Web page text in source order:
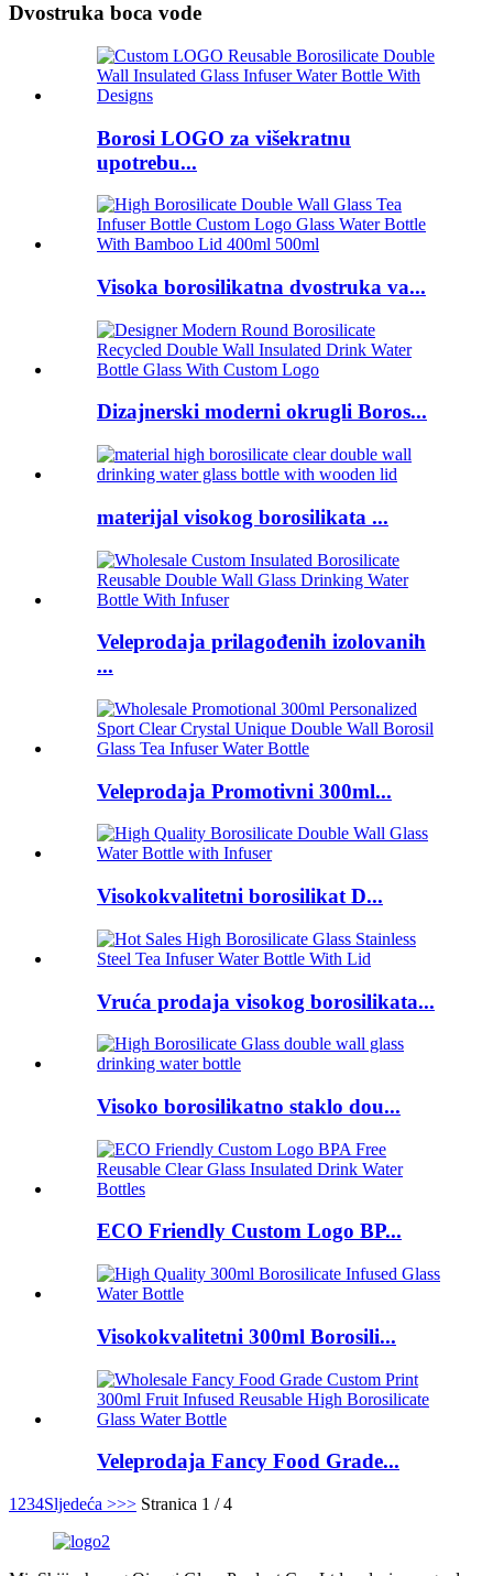
Dvostruka boca vode
Borosi LOGO za višekratnu
upotrebu...
Visoka borosilikatna dvostruka va...
Dizajnerski moderni okrugli Boros...
materijal visokog borosilikata ...
Veleprodaja prilagođenih izolovanih
...
Veleprodaja Promotivni 300ml...
Visokokvalitetni borosilikat D...
Vruća prodaja visokog borosilikata...
Visoko borosilikatno staklo dou...
ECO Friendly Custom Logo BP...
Visokokvalitetni 300ml Borosili...
Veleprodaja Fancy Food Grade...
1 234Sljedeća >>> Stranica 1 / 4